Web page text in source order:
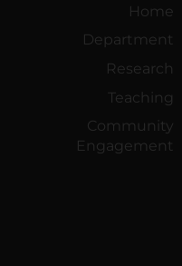
Home
Department
Research
Teaching
Community
Engagement